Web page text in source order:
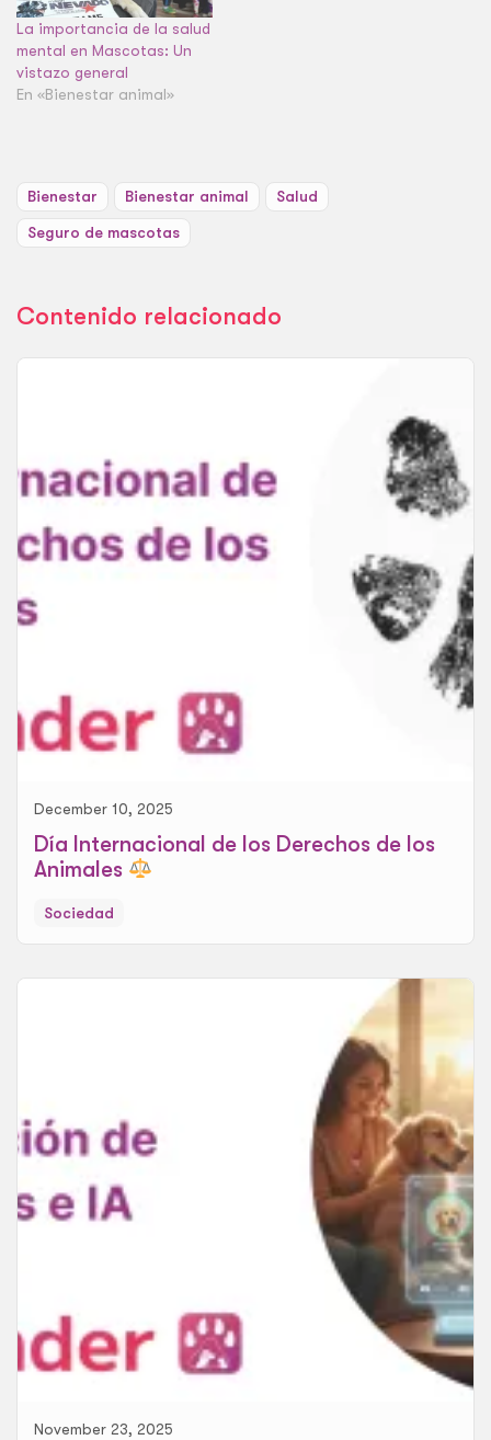
La importancia de la salud
mental en Mascotas: Un
vistazo general
En «Bienestar animal»
Bienestar Bienestar animal Salud
Seguro de mascotas
Contenido relacionado
December 10, 2025
Día Internacional de los Derechos de los
Animales
Sociedad
November 23, 2025